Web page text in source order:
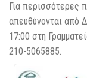
Για περισσότερες
απευθύνονται από
17:00 στη
210-5065885.